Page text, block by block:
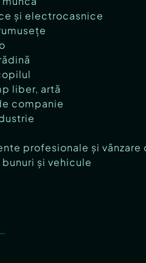
și electrocasnice
liber, artă
companie
profesionale și vânzare
și vehicule